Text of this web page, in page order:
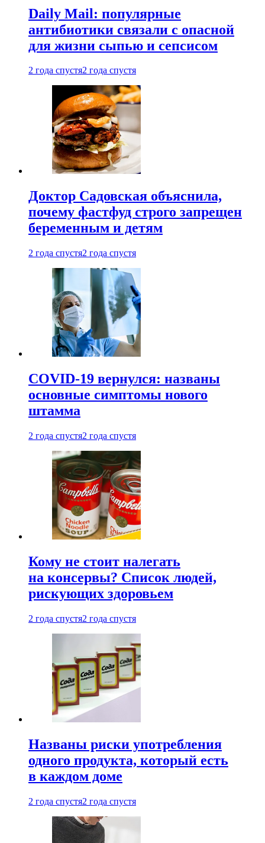
Daily Mail: популярные
антибиотики связали с опасной
для жизни сыпью и сепсисом
2 года спустя2 года спустя
Доктор Садовская объяснила,
почему фастфуд строго запрещен
беременным и детям
2 года спустя2 года спустя
COVID-19 вернулся: названы
основные симптомы нового
штамма
2 года спустя2 года спустя
Кому не стоит налегать
на консервы? Список людей,
рискующих здоровьем
2 года спустя2 года спустя
Названы риски употребления
одного продукта, который есть
в каждом доме
2 года спустя2 года спустя